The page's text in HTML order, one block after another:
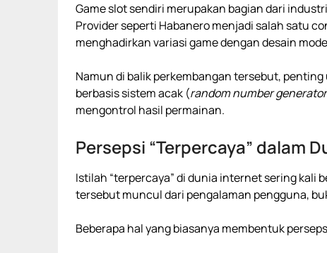
Game slot sendiri merupakan bagian dari
Provider seperti Habaneromenjadi salah satu
menghadirkan variasi game dengan desain
Namun di balik perkembangan tersebut,
berbasis sistem acak (random number generator
mengontrol hasil permainan.
Persepsi “Terpercaya” dalam
Istilah “terpercaya” di dunia internet sering kali
tersebut muncul dari pengalaman pengguna,
Beberapa hal yang biasanya membentuk